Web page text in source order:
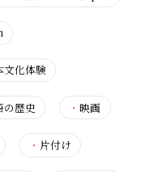
文化体験
の歴史 ・映画
・ 片付け